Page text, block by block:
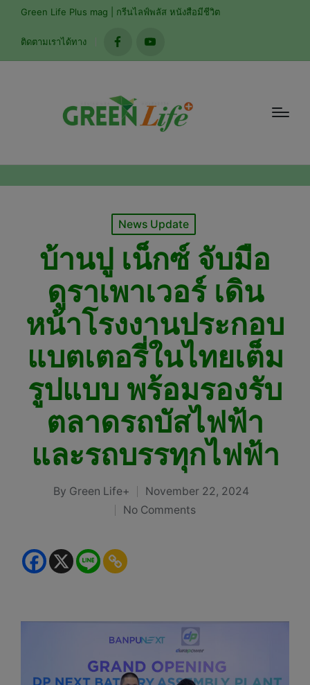
Green Life Plus mag | กรีนไลฟ์พลัส หนังสือมีชีวิต
ติดตามเราได้ทาง
facebookyoutube
Posted
News Update
บ้านปู เน็กซ์ จับมือ
ดูราเพาเวอร์ เดิน
หน้าโรงงานประกอบ
แบตเตอรี่ในไทยเต็ม
รูปแบบ พร้อมรองรับ
ตลาดรถบัสไฟฟ้า
และรถบรรทุกไฟฟ้า
Posted
By Green Life+
November 22, 2024
No Comments
modal-check